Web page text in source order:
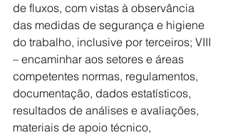
de fluxos, com vistas à observância
das medidas de segurança e higiene
do trabalho, inclusive por terceiros; VIII
– encaminhar aos setores e áreas
competentes normas, regulamentos,
documentação, dados estatísticos,
resultados de análises e avaliações,
materiais de apoio técnico,